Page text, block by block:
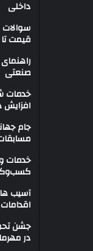
داخلی
سوالات
قیمت
صنعتی
افزایش
جام
خدمات
آسیب
جشن
در